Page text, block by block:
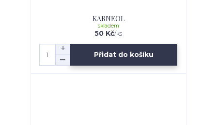
KARNEOL
50 Kč/ks
skladem
Přidat do košíku